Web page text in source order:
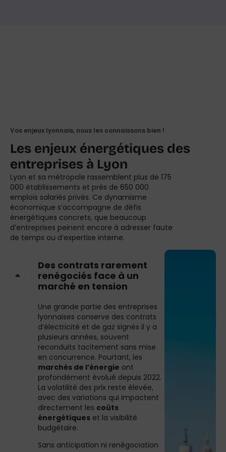
Vos enjeux lyonnais, nous les connaissons bien !
Les enjeux énergétiques des
entreprises à Lyon
Lyon et sa métropole rassemblent plus de 175
000 établissements et près de 650 000
emplois salariés privés. Ce dynamisme
économique s’accompagne de défis
énergétiques concrets, que beaucoup
d’entreprises peinent encore à adresser faute
de temps ou d’expertise interne.
Des contrats rarement
renégociés face à un
marché en tension
Une grande partie des entreprises
lyonnaises conserve des contrats
d’électricité et de gaz signés il y a
plusieurs années, souvent
reconduits tacitement sans mise
en concurrence. Pourtant, les
marchés de l’énergie ont
profondément évolué depuis 2022.
La volatilité des prix reste élevée,
avec des variations qui impactent
directement les coûts
énergétiques et la visibilité
budgétaire.
Sans anticipation ni renégociation